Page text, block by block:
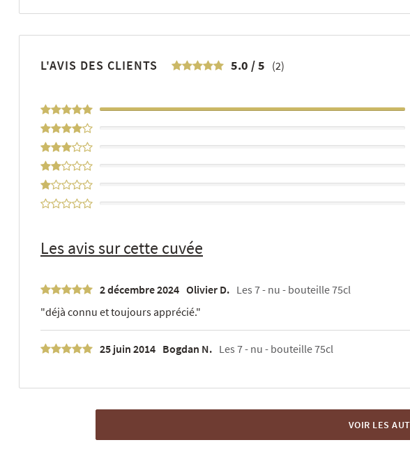
L'AVIS DES CLIENTS 5.0 /5 (2)
100%
Les avis sur cette cuvée
2 décembre 2024 Olivier D. Les 7 - nu - bouteille 75cl
"déjà connu et toujours apprécié."
25 juin 2014 Bogdan N. Les 7 - nu - bouteille 75cl
VOIR LES